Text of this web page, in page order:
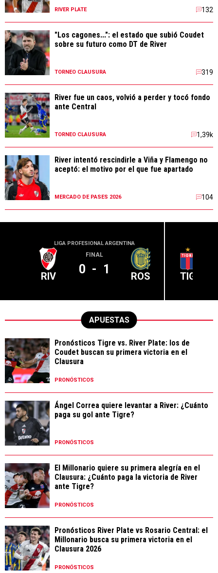
RIVER PLATE 132
"Los cagones...": el estado que subió Coudet
sobre su futuro como DT de River
TORNEO CLAUSURA 319
River fue un caos, volvió a perder y tocó fondo
ante Central
TORNEO CLAUSURA 1,39k
River intentó rescindirle a Viña y Flamengo no
aceptó: el motivo por el que fue apartado
MERCADO DE PASES 2026 104
LIGA PROFESIONAL ARGENTINA
RIV
FINAL
0 - 1 ROS TIG
APUESTAS
Pronósticos Tigre vs. River Plate: los de
Coudet buscan su primera victoria en el
Clausura
PRONÓSTICOS
Ángel Correa quiere levantar a River: ¿Cuánto
paga su gol ante Tigre?
PRONÓSTICOS
El Millonario quiere su primera alegría en el
Clausura: ¿Cuánto paga la victoria de River
ante Tigre?
PRONÓSTICOS
Pronósticos River Plate vs Rosario Central: el
Millonario busca su primera victoria en el
Clausura 2026
PRONÓSTICOS